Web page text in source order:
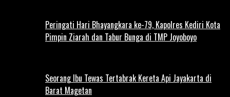
Peringati Hari Bhayangkara ke-79, Kapolres Kediri Kota
Pimpin Ziarah dan Tabur Bunga di TMP Joyoboyo
Seorang Ibu Tewas Tertabrak Kereta Api Jayakarta di
Barat Magetan